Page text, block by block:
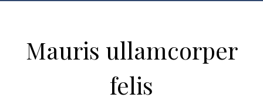
Mauris ullamcorper
felis